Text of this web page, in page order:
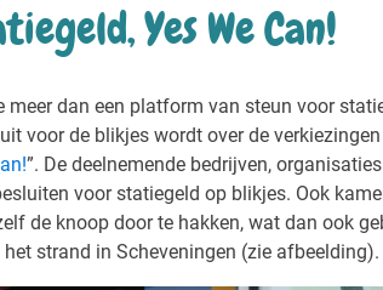
Yes We Can!
dan een platform van steun voor
voor de blikjes wordt over de
”. De deelnemende bedrijven,
voor statiegeld op blikjes. Ook
de knoop door te hakken, wat dan ook
strand in Scheveningen (zie afbeelding).